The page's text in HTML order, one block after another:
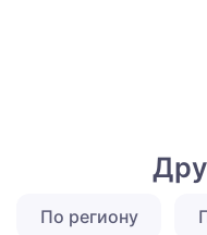
По региону